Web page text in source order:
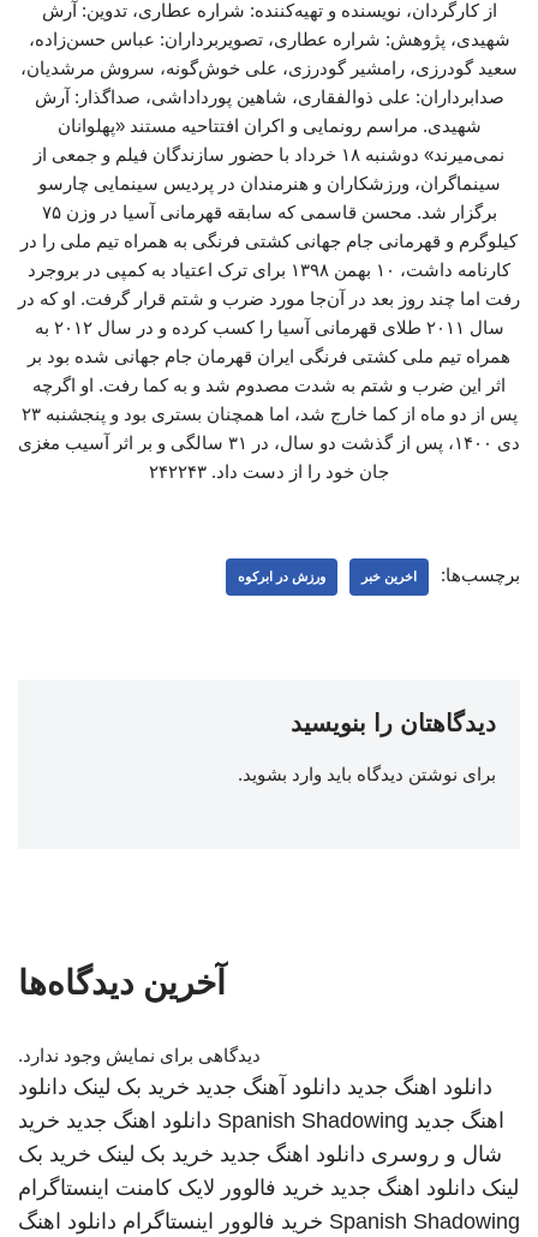
از کارگردان، نویسنده و تهیه‌کننده: شراره عطاری، تدوین: آرش
شهیدی، پژوهش: شراره عطاری، تصویربرداران: عباس حسن‌زاده،
سعید گودرزی، رامشیر گودرزی، علی خوش‌گونه، سروش مرشدیان،
صدابرداران: علی ذوالفقاری، شاهین پورداداشی، صداگذار: آرش
شهیدی. مراسم رونمایی و اکران افتتاحیه مستند «پهلوانان
نمی‌میرند» دوشنبه ۱۸ خرداد با حضور سازندگان فیلم و جمعی از
سینماگران، ورزشکاران و هنرمندان در پردیس سینمایی چارسو
برگزار شد. محسن قاسمی که سابقه قهرمانی آسیا در وزن ۷۵
کیلوگرم و قهرمانی جام جهانی کشتی فرنگی به همراه تیم ملی را در
کارنامه داشت، ۱۰ بهمن ۱۳۹۸ برای ترک اعتیاد به کمپی در بروجرد
رفت اما چند روز بعد در آن‌جا مورد ضرب و شتم قرار گرفت. او که در
سال ۲۰۱۱ طلای قهرمانی آسیا را کسب کرده و در سال ۲۰۱۲ به
همراه تیم ملی کشتی فرنگی ایران قهرمان جام جهانی شده بود بر
اثر این ضرب و شتم به شدت مصدوم شد و به کما رفت. او اگرچه
پس از دو ماه از کما خارج شد، اما همچنان بستری بود و پنجشنبه ۲۳
دی ۱۴۰۰، پس از گذشت دو سال، در ۳۱ سالگی و بر اثر آسیب مغزی
جان خود را از دست داد. ۲۴۲۲۴۳
برچسب‌ها: اخرین خبر ورزش در ابرکوه
دیدگاهتان را بنویسید
برای نوشتن دیدگاه باید وارد بشوید.
آخرین دیدگاه‌ها
دیدگاهی برای نمایش وجود ندارد.
دانلود اهنگ جدید دانلود آهنگ جدید خرید بک لینک دانلود
اهنگ جدید Spanish Shadowing دانلود اهنگ جدید خرید
شال و روسری دانلود اهنگ جدید خرید بک لینک خرید بک
لینک دانلود اهنگ جدید خرید فالوور لایک کامنت اینستاگرام
Spanish Shadowing خرید فالوور اینستاگرام دانلود اهنگ